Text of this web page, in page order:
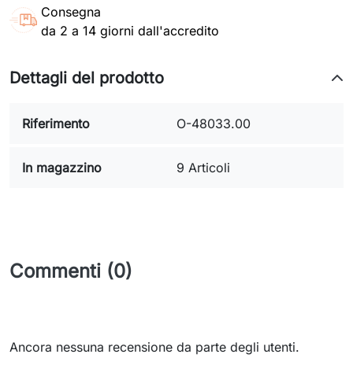
Consegna
da 2 a 14 giorni dall'accredito
Dettagli del prodotto
Riferimento O-48033.00
In magazzino 9 Articoli
Commenti (0)
Ancora nessuna recensione da parte degli utenti.